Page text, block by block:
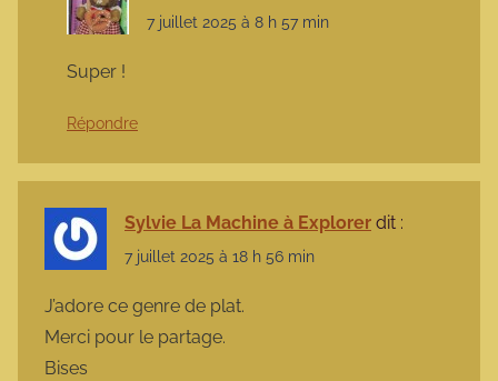
7 juillet 2025 à 8 h 57 min
Super !
Répondre
Sylvie La Machine à Explorer dit :
7 juillet 2025 à 18 h 56 min
J’adore ce genre de plat.
Merci pour le partage.
Bises